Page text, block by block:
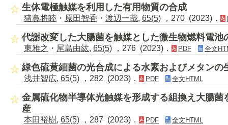
生体電極触媒を利用した有用物質の合成
猪鼻将睦 ・ 原田智香 ・ 渡辺一哉, 65(5) ，270 (2023)．
代謝改変した大腸菌を触媒とした微生物燃料電池
東雅之 ・ 尾島由紘, 65(5) ，276 (2023)． PDF 全文
緑色硫黄細菌の光合成による水素およびメタンの
浅井智広, 65(5) ，282 (2023)． PDF 全文HTML
金属硫化物半導体光触媒を形成する組換え大腸菌
産
本田裕樹, 65(5) ，287 (2023)． PDF 全文HTML